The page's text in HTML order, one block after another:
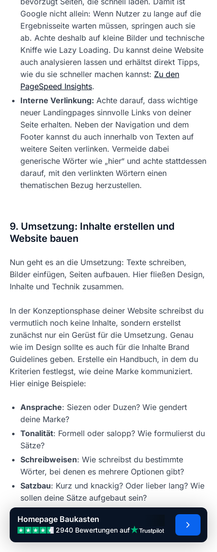
Google nicht allein: Wenn Nutzer zu lange auf die
Ergebnisseite warten müssen, springen auch sie
ab. Achte deshalb auf kleine Bilder und technische
Kniffe wie Lazy Loading. Du kannst deine Website
auch analysieren lassen und erhältst direkt Tipps,
wie du sie schneller machen kannst: Zu den
PageSpeed Insights.
Interne Verlinkung: Achte darauf, dass wichtige
neuer Landingpages sinnvolle Links von deiner
Seite erhalten. Neben der Navigation und dem
Footer kannst du auch innerhalb von Texten auf
weitere Seiten verlinken. Vermeide dabei
generische Wörter wie „hier“ und achte stattdessen
darauf, mit den verlinkten Wörtern einen
thematischen Bezug herzustellen.
9. Umsetzung: Inhalte erstellen und
Website bauen
Nun geht es an die Umsetzung: Texte schreiben,
Bilder einfügen, Seiten aufbauen. Hier fließen Design,
Inhalte und Technik zusammen.
In der Konzeptionsphase deiner Website schreibst du
vermutlich noch keine Inhalte, sondern erstellst
zunächst nur ein Gerüst für die Umsetzung. Genau
wie im Design sollte es auch für die Inhalte Brand
Guidelines geben. Erstelle ein Handbuch, in dem du
Kriterien festlegst, wie deine Marke kommuniziert.
Hier einige Beispiele:
Ansprache: Siezen oder Duzen? Wie gendert
deine Marke?
Tonalität: Formell oder salopp? Wie formulierst du
Sätze?
Schreibweisen: Wie schreibst du bestimmte
Wörter, bei denen es mehrere Optionen gibt?
Satzbau: Kurz und knackig? Oder lieber lang? Wie
sollen deine Sätze aufgebaut sein?
Website und welche sollten in jedem Text
vorkommen?
Homepage Baukasten
2940 Bewertungen auf